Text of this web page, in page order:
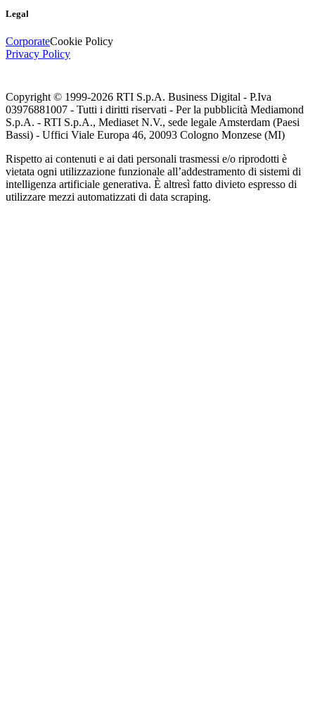
Legal
CorporateCookie Policy
Privacy Policy
Copyright © 1999-2026 RTI S.p.A. Business Digital - P.Iva
03976881007 - Tutti i diritti riservati - Per la pubblicità Mediamond
S.p.A. - RTI S.p.A., Mediaset N.V., sede legale Amsterdam (Paesi
Bassi) - Uffici Viale Europa 46, 20093 Cologno Monzese (MI)
Rispetto ai contenuti e ai dati personali trasmessi e/o riprodotti è
vietata ogni utilizzazione funzionale all’addestramento di sistemi di
intelligenza artificiale generativa. È altresì fatto divieto espresso di
utilizzare mezzi automatizzati di data scraping.